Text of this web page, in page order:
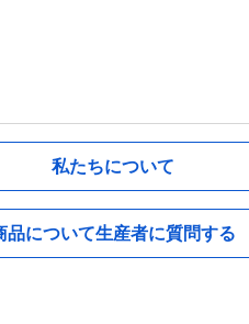
私たちについて
品について生産者に質問する